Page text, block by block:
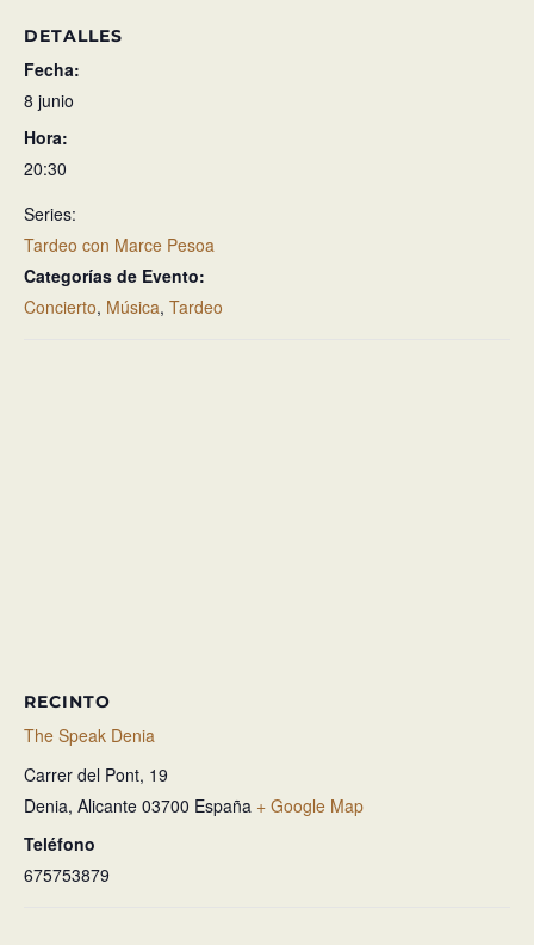
DETALLES
Fecha:
8 junio
Hora:
20:30
Series:
Tardeo con Marce Pesoa
Categorías de Evento:
Concierto, Música, Tardeo
RECINTO
The Speak Denia
Carrer del Pont, 19
Denia, Alicante 03700 España + Google Map
Teléfono
675753879